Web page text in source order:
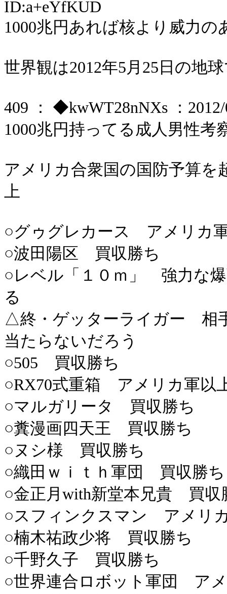
ID:a+eYfKUD
1000兆円あれば核より威力
世界観は2012年5月25日の地
409 ： ◆kwWT28nNXs ：
1000兆円持ってる成人男性考
アメリカ合衆国の国防予算
上
○グゥグレカース アメリカ
○波田陽区 買収勝ち
○レベル「１０ｍ」 強力な
る
△終・ゲッターライガー 相
当たらないだろう
○505 買収勝ち
○RX70式重箱 アメリカ軍以
○マルガリータ 買収勝ち
○糞漫画四天王 買収勝ち
○ヌシ様 買収勝ち
○織田ｗｉｔｈ軍団 買収勝ち
○金正月with新堂本兄貴 買収
○スフィンクスマン アメリ
○楠木祐政少将 買収勝ち
○千野久子 買収勝ち
○世界連合ロボット軍団 ア